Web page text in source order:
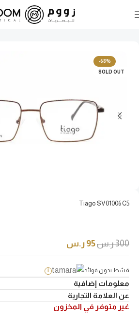
-68%
SOLD OUT
Tiago SV01006 C5
300ر.س95 ر.س
قسّط بدون فوائد i
معلومات إضافية
عن العلامة التجارية
غير متوفر في المخزون